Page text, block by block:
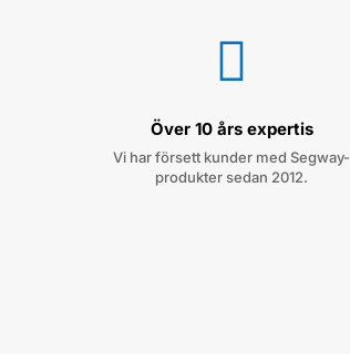

Över 10 års expertis
Vi har försett kunder med Segway-
produkter sedan 2012.